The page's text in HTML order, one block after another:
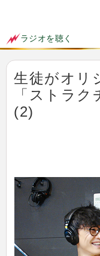
ラジオを聴く
生徒がオリ
「ストラ
(2)